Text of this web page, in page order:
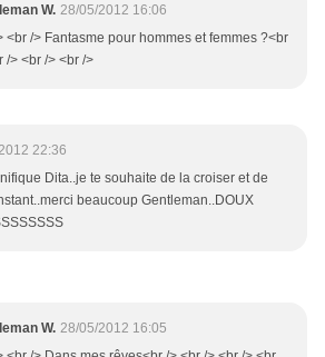
W. 28/05/2012 16:06
<br /> Fantasme pour hommes et femmes ?<br
/> <br /> <br />
22:36
Dita..je te souhaite de la croiser et de
beaucoup Gentleman..DOUX
W. 28/05/2012 16:05